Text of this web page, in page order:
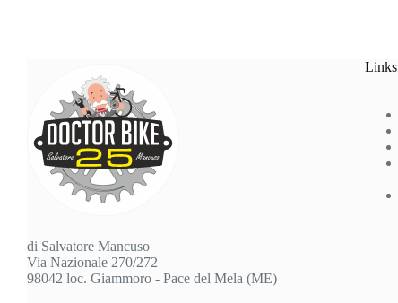
di Salvatore Mancuso
Via Nazionale 270/272
98042 loc. Giammoro - Pace del Mela (ME)
Links